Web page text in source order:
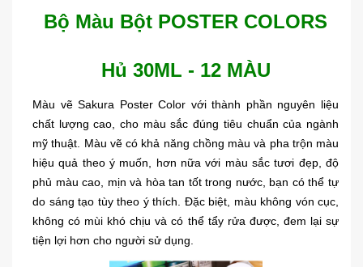
Bộ Màu Bột POSTER COLORS
Hủ 30ML - 12 MÀU
Màu vẽ Sakura Poster Color với thành phần nguyên liệu
chất lượng cao, cho màu sắc đúng tiêu chuẩn của ngành
mỹ thuật. Màu vẽ có khả năng chồng màu và pha trộn màu
hiệu quả theo ý muốn, hơn nữa với màu sắc tươi đẹp, độ
phủ màu cao, mịn và hòa tan tốt trong nước, bạn có thể tự
do sáng tạo tùy theo ý thích. Đặc biệt, màu không vón cục,
không có mùi khó chịu và có thể tẩy rửa được, đem lại sự
tiện lợi hơn cho người sử dụng.